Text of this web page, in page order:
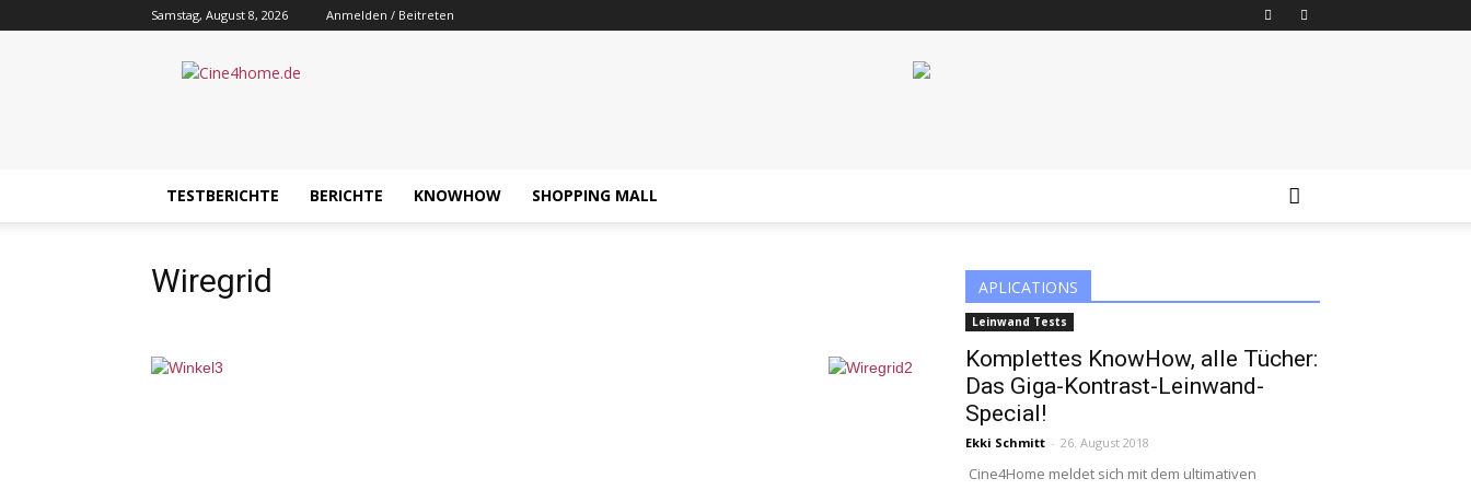
Samstag, August 8, 2026 Anmelden / Beitreten
Cine4home.de
TESTBERICHTE BERICHTE KNOWHOW SHOPPING MALL
Wiregrid APLICATIONS
Leinwand Tests
Komplettes KnowHow, alle Tücher:
Das Giga-Kontrast-Leinwand-
Special!
Ekki Schmitt - 26. August 2018
Cine4Home meldet sich mit dem ultimativen